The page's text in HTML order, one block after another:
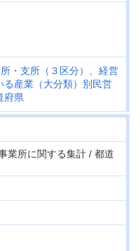
・支所（３区分）、経営
産業（大分類）別民営
府県
業所に関する集計 / 都道